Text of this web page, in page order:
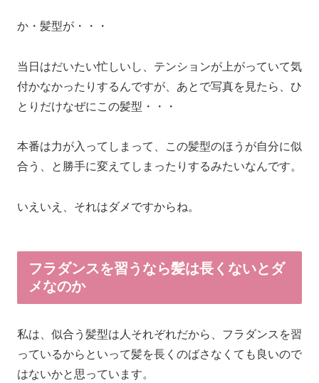
か・髪型が・・・
当日はだいたい忙しいし、テンションが上がっていて気
付かなかったりするんですが、あとで写真を見たら、ひ
とりだけなぜにこの髪型・・・
本番は力が入ってしまって、この髪型のほうが自分に似
合う、と勝手に変えてしまったりするみたいなんです。
いえいえ、それはダメですからね。
フラダンスを習うなら髪は長くないとダ
メなのか
私は、似合う髪型は人それぞれだから、フラダンスを習
っているからといって髪を長くのばさなくても良いので
はないかと思っています。